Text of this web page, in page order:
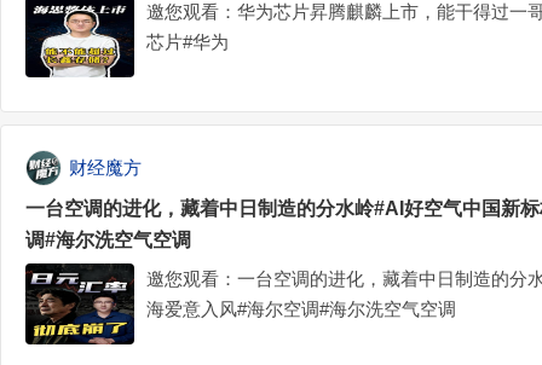
邀您观看：华为芯片昇腾麒麟上市，能干得过一
芯片#华为
财经魔方
一台空调的进化，藏着中日制造的分水岭#AI好空气中国新
调#海尔洗空气空调
邀您观看：一台空调的进化，藏着中日制造的分
海爱意入风#海尔空调#海尔洗空气空调